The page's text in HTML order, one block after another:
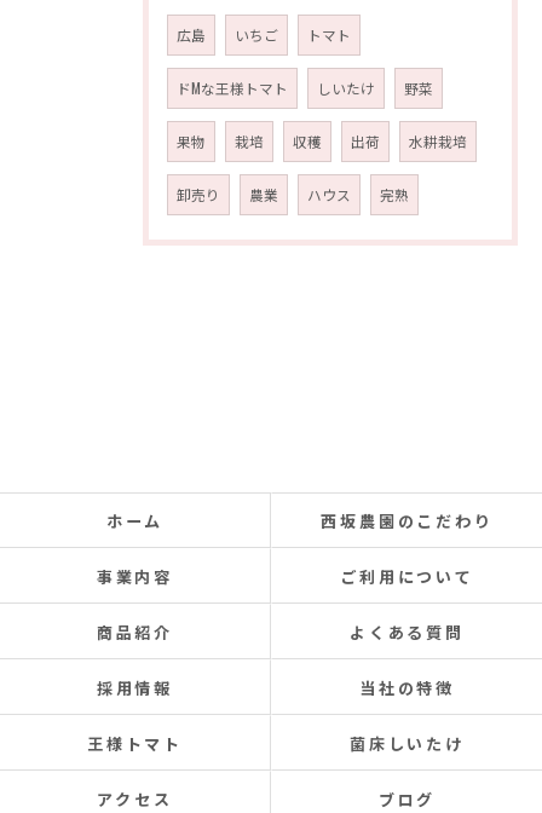
広島 いちご トマト
ドMな王様トマト しいたけ 野菜
果物 栽培 収穫 出荷 水耕栽培
卸売り 農業 ハウス 完熟
ホーム 西坂農園のこだわり
事業内容 ご利用について
商品紹介 よくある質問
採用情報 当社の特徴
王様トマト 菌床しいたけ
アクセス ブログ